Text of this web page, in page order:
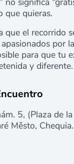
que quieras.
que el recorrido
por
para que tu
y diferente.
5, (Plaza de
Město, Chequia.